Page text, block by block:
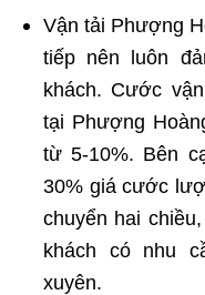
Vận tải Phượng
tiếp nên luôn
khách. Cước
tại Phượng
từ 5-10%. Bên
30% giá cước
chuyển hai
khách có nhu
xuyên.